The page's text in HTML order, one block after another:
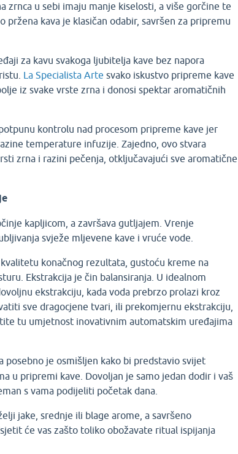
zrnca u sebi imaju manje kiselosti, a više gorčine te
pržena kava je klasičan odabir, savršen za pripremu
za kavu svakoga ljubitelja kave bez napora
La Specialista Arte svako iskustvo pripreme kave
iz svake vrste zrna i donosi spektar aromatičnih
kontrolu nad procesom pripreme kave jer
temperature infuzije. Zajedno, ovo stvara
zrna i razini pečenja, otključavajući sve aromatične
kapljicom, a završava gutljajem. Vrenje
svježe mljevene kave i vruće vode.
konačnog rezultata, gustoću kreme na
Ekstrakcija je čin balansiranja. U idealnom
ekstrakciju, kada voda prebrzo prolazi kroz
sve dragocjene tvari, ili prekomjernu ekstrakciju,
tu umjetnost inovativnim automatskim uređajima
posebno je osmišljen kako bi predstavio svijet
u pripremi kave. Dovoljan je samo jedan dodir i vaš
s vama podijeliti početak dana.
jake, srednje ili blage arome, a savršeno
će vas zašto toliko obožavate ritual ispijanja